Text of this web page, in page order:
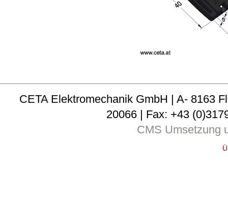
CETA Elektromechanik GmbH | A- 8163
20066 | Fax: +43
CMS Umsetzung